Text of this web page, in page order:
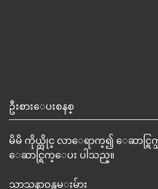
ဦးစားေပးစနစ္
မိမိ ကိုယ္တိုင္ လာေရာက္၍ ေဆာင္ရြက္
ေဆာင္ရြက္ေပး ပါသည္။
သာသနာဝန္ထမ္းမ်ား